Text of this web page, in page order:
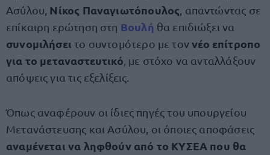
Ασύλου, Νίκος Παναγιωτόπουλος , απαντώντας σε
επίκαιρη ερώτηση στη Βουλή θα επιδιώξει να
συνομιλήσειτο συντομότερο με τοννέο επίτροπο
για το μεταναστευτικό , με στόχο να ανταλλάξουν
απόψεις για τις εξελίξεις.
Όπως αναφέρουν οι ίδιες πηγές του υπουργείου
Μετανάστευσης και Ασύλου, οι όποιες αποφάσεις
αναμένεται να ληφθούν από το ΚΥΣΕΑ που θα